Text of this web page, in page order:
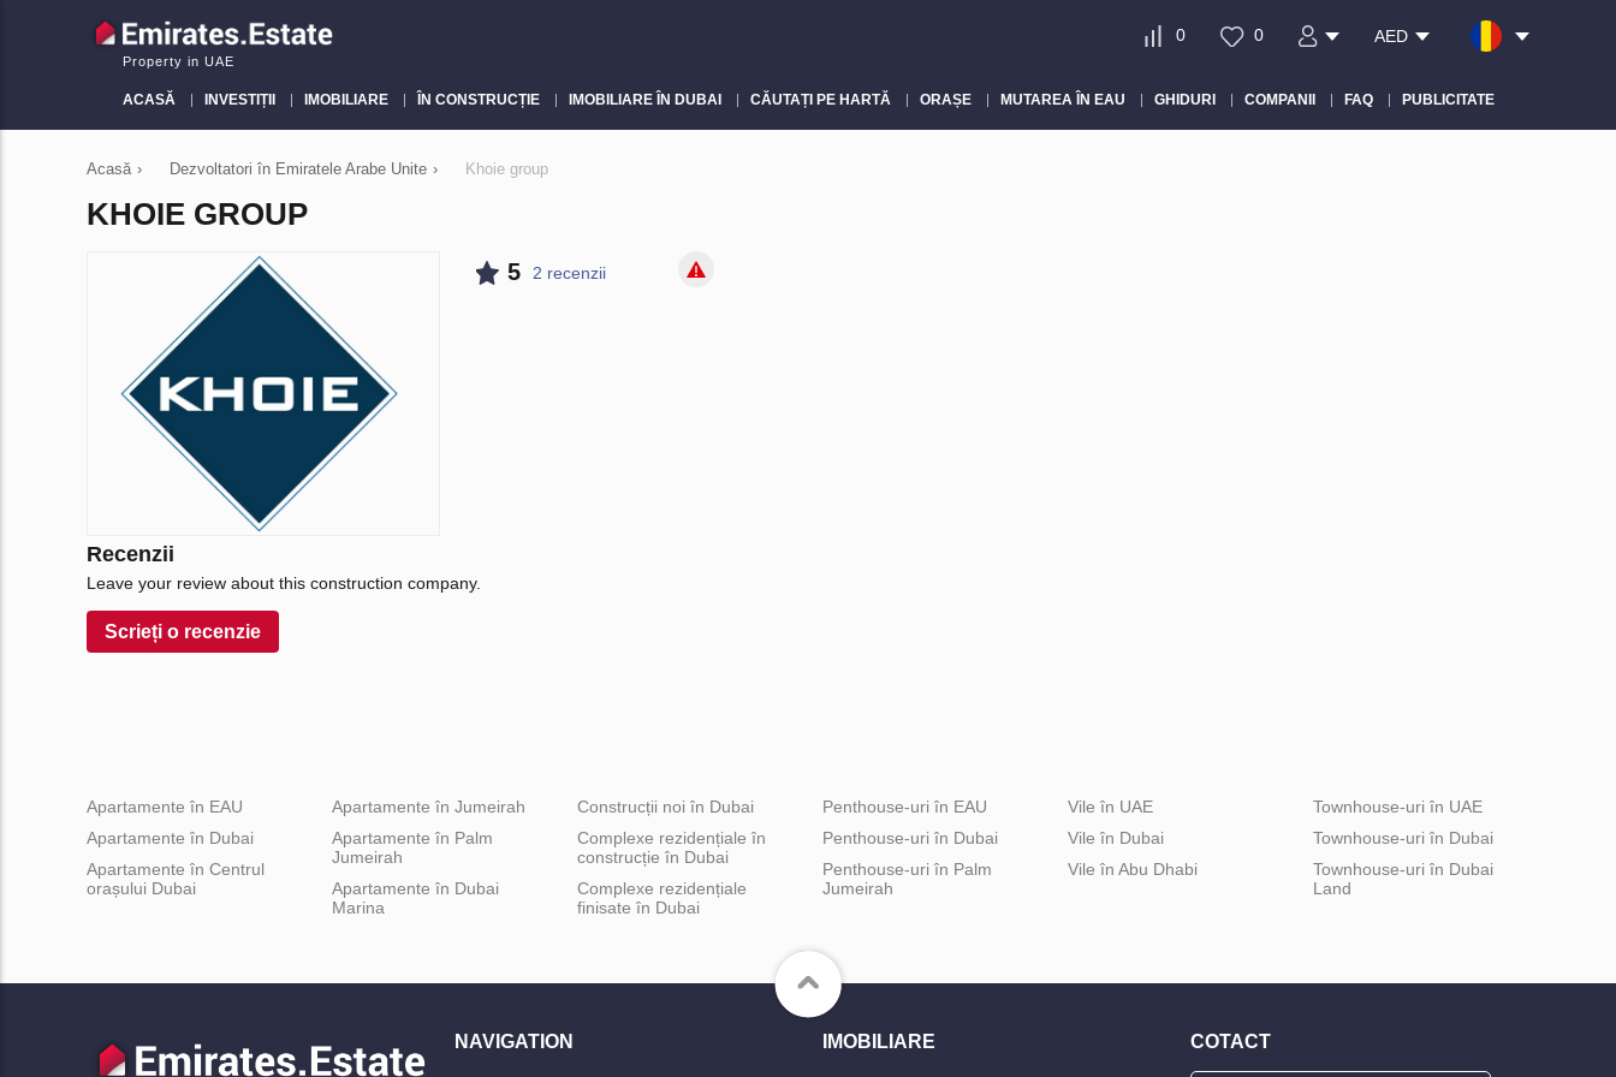
Property in UAE
0 0 AED
ACASĂ INVESTIȚII IMOBILIARE ÎN CONSTRUCȚIE IMOBILIARE ÎN DUBAI CĂUTAȚI PE HARTĂ ORAȘE MUTAREA ÎN EAU GHIDURI COMPANII FAQ PUBLICITATE
Acasă › Dezvoltatori în Emiratele Arabe Unite › Khoie group
KHOIE GROUP
5 2 recenzii
Recenzii
Leave your review about this construction company.
Scrieți o recenzie
Apartamente în EAU
Apartamente în Dubai
Apartamente în Centrul
orașului Dubai
Apartamente în Jumeirah
Apartamente în Palm
Jumeirah
Apartamente în Dubai
Marina
Construcții noi în Dubai
Complexe rezidențiale în
construcție în Dubai
Complexe rezidențiale
finisate în Dubai
Penthouse-uri în EAU
Penthouse-uri în Dubai
Penthouse-uri în Palm
Jumeirah
Vile în UAE
Vile în Dubai
Vile în Abu Dhabi
Townhouse-uri în UAE
Townhouse-uri în Dubai
Townhouse-uri în Dubai
Land
NAVIGATION IMOBILIARE COTACT